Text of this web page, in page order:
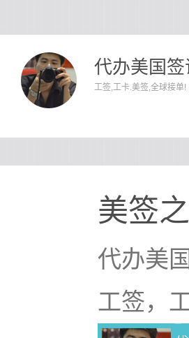
代办美国
工签,工卡.美签,全球接单!
美签
代办美
工签，